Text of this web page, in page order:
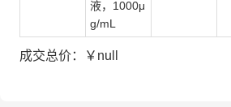
液，1000μ
g/mL
成交总价：￥null